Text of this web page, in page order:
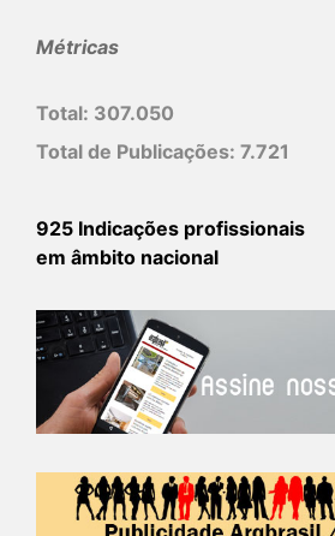
Métricas
Total: 307.050
Total de Publicações: 7.721
925 Indicações profissionais
em âmbito nacional